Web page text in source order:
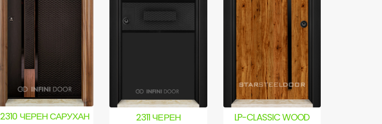
2310 ЧЕРЕН САРУХАН
2311 ЧЕРЕН
LP-CLASSIC WOOD